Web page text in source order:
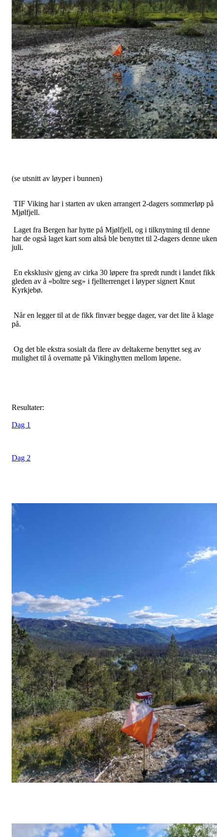
(se utsnitt av løyper i bunnen)
TIF Viking har i starten av uken arrangert 2-dagers sommerløp på
Mjølfjell.
Laget fra Bergen har hytte på Mjølfjell, og i tilknytning til denne
har de også laget kart som altså ble benyttet til 2-dagers denne
juli.
En eksklusiv gjeng av cirka 30 løpere fra spredt rundt i landet fikk
gleden av å «boltre seg» i fjellterrenget i løyper signert Knut
Kyrkjebø.
Når en legger til at de fikk finvær begge dager, var det lite å klage
på.
Og det ble ekstra sosialt da flere av deltakerne benyttet seg av
mulighet til å overnatte på Vikinghytten mellom løpene.
Resultater:
Dag 1
Dag 2